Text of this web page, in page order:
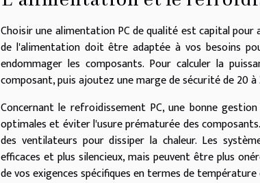
Choisir une alimentation PC de qualité est capital
de l'alimentation doit être adaptée à vos besoins
endommager les composants. Pour calculer la
composant, puis ajoutez une marge de sécurité de 20
Concernant le refroidissement PC, une bonne
optimales et éviter l'usure prématurée des
des ventilateurs pour dissiper la chaleur. Les
efficaces et plus silencieux, mais peuvent être plus
de vos exigences spécifiques en termes de